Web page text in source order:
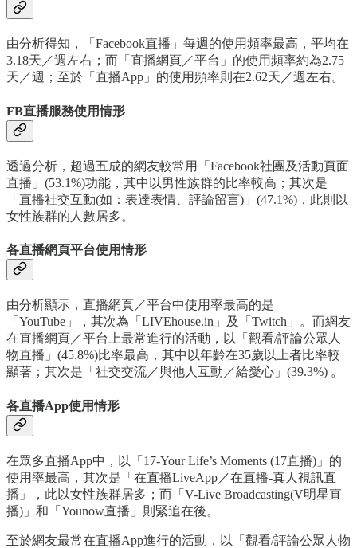
由分析得知，「Facebook直播」每週的使用頻率最高，平均在
3.18天／週左右；而「直播網頁／平台」的使用頻率約為2.75
天／週；至於「直播App」的使用頻率則在2.62天／週左右。
FB直播服務使用情形
透過分析，超過五成的網友較常用「Facebook社團及活動頁面
直播」(53.1%)功能，其中以男性族群的比率較高；其次是
「直播社交互動(如：表達表情、評論留言)」(47.1%)，此則以
女性族群的人數居多。
各直播網頁平台使用情形
由分析顯示，直播網頁／平台中使用率最高的是
「YouTube」，其次為「LIVEhouse.in」及「Twitch」。而網友
在直播網頁／平台上最常進行的活動，以「觀看/評論公眾人
物直播」(45.8%)比率最高，其中以年齡在35歲以上者比率較
顯著；其次是「社交交流／與他人互動／給愛心」(39.3%) 。
各直播App使用情形
在眾多直播App中，以「17-Your Life’s Moments (17直播)」的
使用率最高，其次是「在直播LiveApp／在直播-真人視訊直
播」，此以女性族群居多；而「V-Live Broadcasting(V明星直
播)」和「Younow直播」則緊追在後。
至於網友最常在直播App進行的活動，以「觀看/評論公眾人物